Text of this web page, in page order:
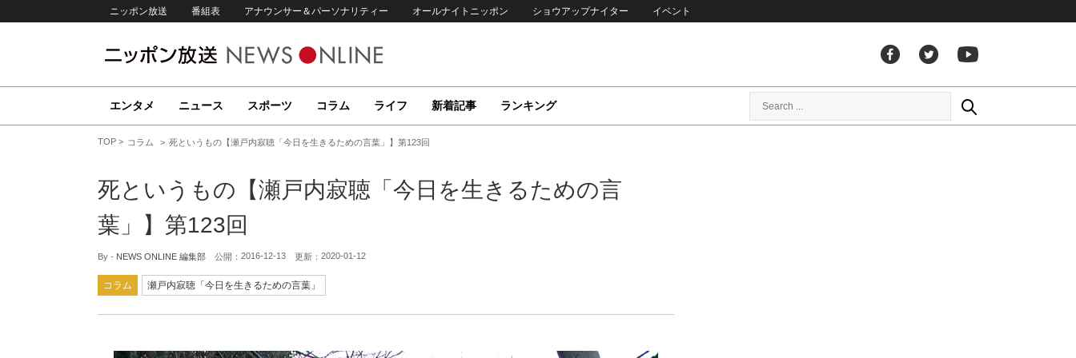
ニッポン放送 番組表 アナウンサー＆パーソナリティー オールナイトニッポン ショウアップナイター イベント
エンタメ ニュース スポーツ コラム ライフ 新着記事 ランキング
TOP コラム 死というもの【瀬戸内寂聴「今日を生きるための言葉」】第123回
死というもの【瀬戸内寂聴「今日を生きるための言
葉」】第123回
By - NEWS ONLINE 編集部 公開： 2016-12-13 更新： 2020-01-12
コラム 瀬戸内寂聴「今日を生きるための言葉」